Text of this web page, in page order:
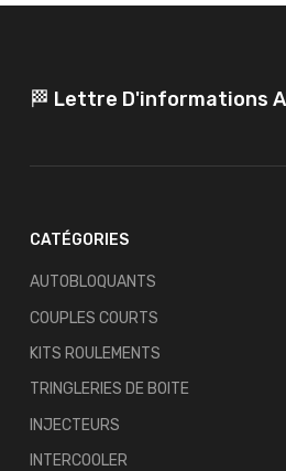
🏁 Lettre D'informations
CATÉGORIES
AUTOBLOQUANTS
COUPLES COURTS
KITS ROULEMENTS
TRINGLERIES DE BOITE
INJECTEURS
INTERCOOLER